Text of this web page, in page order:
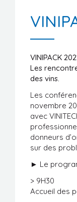
VINIPACK
Les
des vins.
Les
novembre
avec
donneurs
sur des
► Le
> 9H30
Accueil des